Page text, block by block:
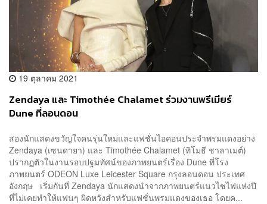
19 ตุลาคม 2021
Zendaya และ Timothée Chalamet ร่วมงานพรีเมียร์
Dune ที่ลอนดอน
สองนักแสดงขวัญใจคนรุ่นใหม่และแฟชั่นไอคอนประจำพรมแดงอย่าง
Zendaya (เซนดายา) และ Timothée Chalamet (ทิโมธี ชาลาเมต์)
ปรากฏตัวในงานรอบปฐมทัศน์ของภาพยนตร์เรื่อง Dune ที่โรง
ภาพยนตร์ ODEON Luxe Leicester Square กรุงลอนดอน ประเทศ
อังกฤษ เริ่มกันที่ Zendaya นักแสดงนำจากภาพยนตร์แนวไซไฟแห่งปี
ที่ไม่เคยทำให้แฟนๆ ผิดหวังสำหรับแฟชั่นพรมแดงของเธอ โดยค...